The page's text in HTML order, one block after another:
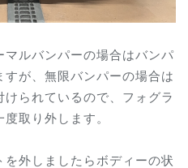
ルバンパーの場合はバンパ
が、無限バンパーの場合は
られているので、フォグラ
取り外します。
外しましたらボディーの状